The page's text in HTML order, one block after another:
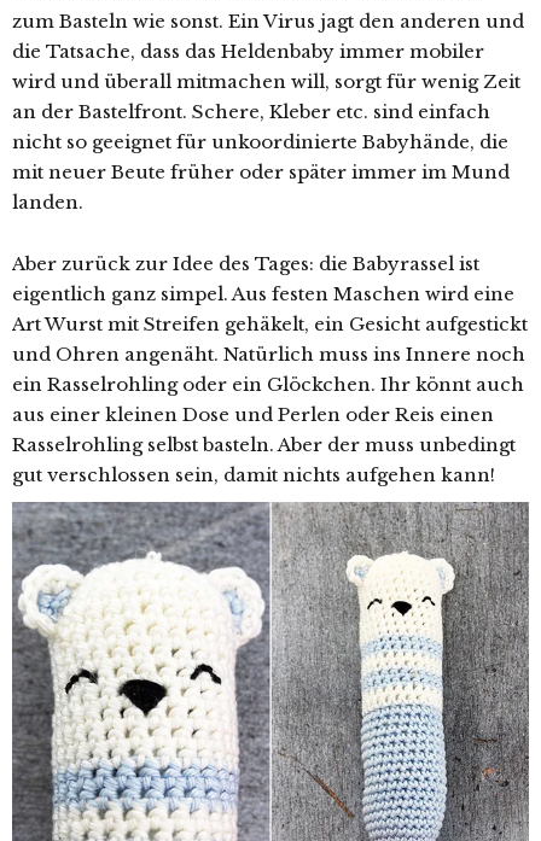
zum Basteln wie sonst. Ein Virus jagt den anderen und
die Tatsache, dass das Heldenbaby immer mobiler
wird und überall mitmachen will, sorgt für wenig Zeit
an der Bastelfront. Schere, Kleber etc. sind einfach
nicht so geeignet für unkoordinierte Babyhände, die
mit neuer Beute früher oder später immer im Mund
landen.
Aber zurück zur Idee des Tages: die Babyrassel ist
eigentlich ganz simpel. Aus festen Maschen wird eine
Art Wurst mit Streifen gehäkelt, ein Gesicht aufgestickt
und Ohren angenäht. Natürlich muss ins Innere noch
ein Rasselrohling oder ein Glöckchen. Ihr könnt auch
aus einer kleinen Dose und Perlen oder Reis einen
Rasselrohling selbst basteln. Aber der muss unbedingt
gut verschlossen sein, damit nichts aufgehen kann!